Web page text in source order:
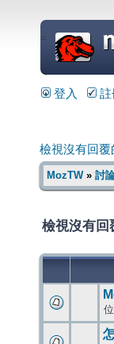
=
登入 註
檢視沒有回覆
MozTW» 討
檢視沒有回